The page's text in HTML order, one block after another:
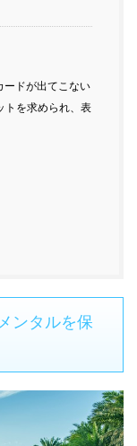
ードが出てこない
トを求められ、表
ンタルを保